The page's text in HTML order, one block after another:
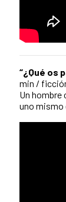
“¿Qué os
min /
Un hombre
uno mismo